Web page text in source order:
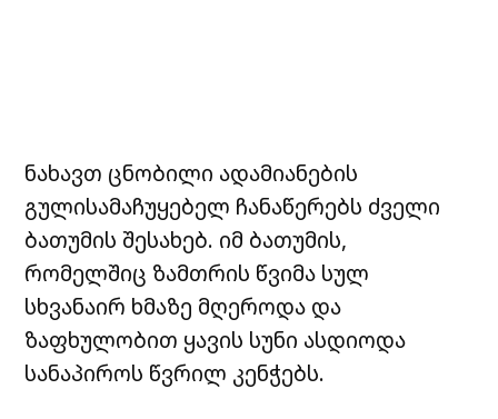
ნახავთ ცნობილი ადამიანების
გულისამაჩუყებელ ჩანაწერებს ძველი
ბათუმის შესახებ. იმ ბათუმის,
რომელშიც ზამთრის წვიმა სულ
სხვანაირ ხმაზე მღეროდა და
ზაფხულობით ყავის სუნი ასდიოდა
სანაპიროს წვრილ კენჭებს.